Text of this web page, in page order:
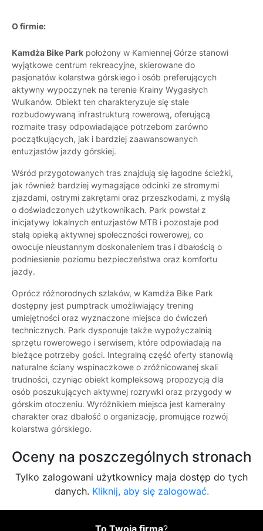
O firmie:
Kamdża Bike Park położony w Kamiennej Górze stanowi
wyjątkowe centrum rekreacyjne, skierowane do
pasjonatów kolarstwa górskiego i osób preferujących
aktywny wypoczynek na terenie Krainy Wygasłych
Wulkanów. Obiekt ten charakteryzuje się stale
rozbudowywaną infrastrukturą rowerową, oferującą
rozmaite trasy odpowiadające potrzebom zarówno
początkujących, jak i bardziej zaawansowanych
entuzjastów jazdy górskiej.
Wśród przygotowanych tras znajdują się łagodne ścieżki,
jak również bardziej wymagające odcinki ze stromymi
zjazdami, ostrymi zakrętami oraz przeszkodami, z myślą
o doświadczonych użytkownikach. Park powstał z
inicjatywy lokalnych entuzjastów MTB i pozostaje pod
stałą opieką aktywnej społeczności rowerowej, co
owocuje nieustannym doskonaleniem tras i dbałością o
podniesienie poziomu bezpieczeństwa oraz komfortu
jazdy.
Oprócz różnorodnych szlaków, w Kamdża Bike Park
dostępny jest pumptrack umożliwiający trening
umiejętności oraz wyznaczone miejsca do ćwiczeń
technicznych. Park dysponuje także wypożyczalnią
sprzętu rowerowego i serwisem, które odpowiadają na
bieżące potrzeby gości. Integralną część oferty stanowią
naturalne ściany wspinaczkowe o zróżnicowanej skali
trudności, czyniąc obiekt kompleksową propozycją dla
osób poszukujących aktywnej rozrywki oraz przygody w
górskim otoczeniu. Wyróżnikiem miejsca jest kameralny
charakter oraz dbałość o organizację, promujące rozwój
kolarstwa górskiego.
Oceny na poszczególnych stronach
Tylko zalogowani użytkownicy maja dostęp do tych
danych. Kliknij, aby się zalogować.